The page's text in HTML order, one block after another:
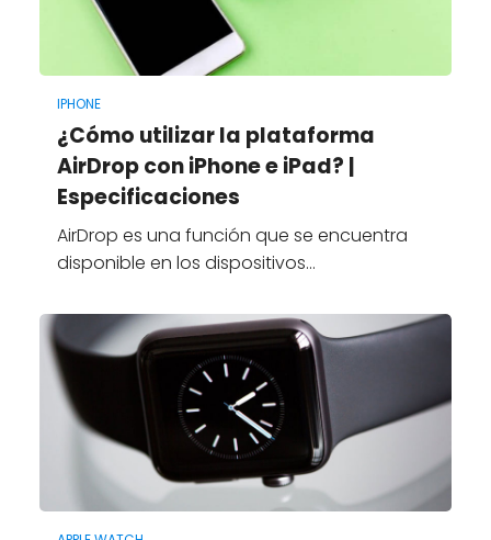
IPHONE
¿Cómo utilizar la plataforma
AirDrop con iPhone e iPad? |
Especificaciones
AirDrop es una función que se encuentra
disponible en los dispositivos…